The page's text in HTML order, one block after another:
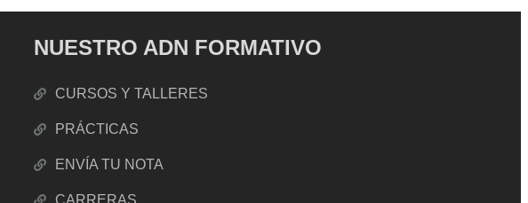
NUESTRO ADN FORMATIVO
CURSOS Y TALLERES
PRÁCTICAS
ENVÍA TU NOTA
CARRERAS